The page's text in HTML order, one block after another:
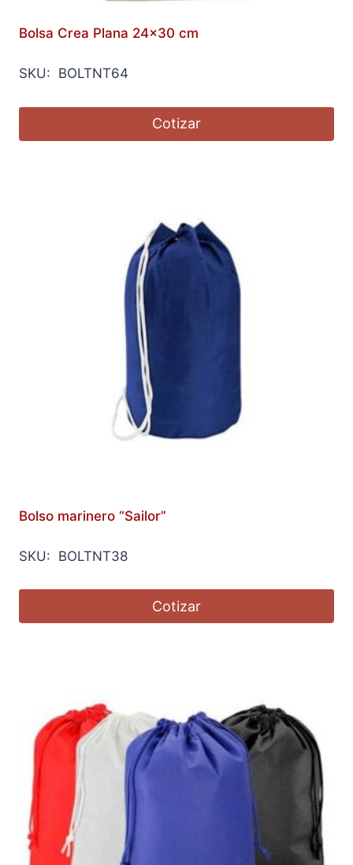
Bolsa Crea Plana 24×30 cm
SKU: BOLTNT64
Cotizar
Bolso marinero “Sailor”
SKU: BOLTNT38
Cotizar